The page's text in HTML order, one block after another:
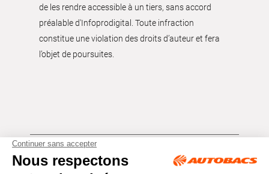
de les rendre accessible à un tiers, sans accord
préalable d'Infoprodigital. Toute infraction
constitue une violation des droits d’auteur et fera
l’objet de poursuites.